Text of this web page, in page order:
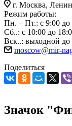
г. Москва,
Режим работы:
Пн. – Пт.: с 9:00 до
Сб..: с 10:00 до
Вск..: выходной до
moscow@mir-
Поделиться
Значок